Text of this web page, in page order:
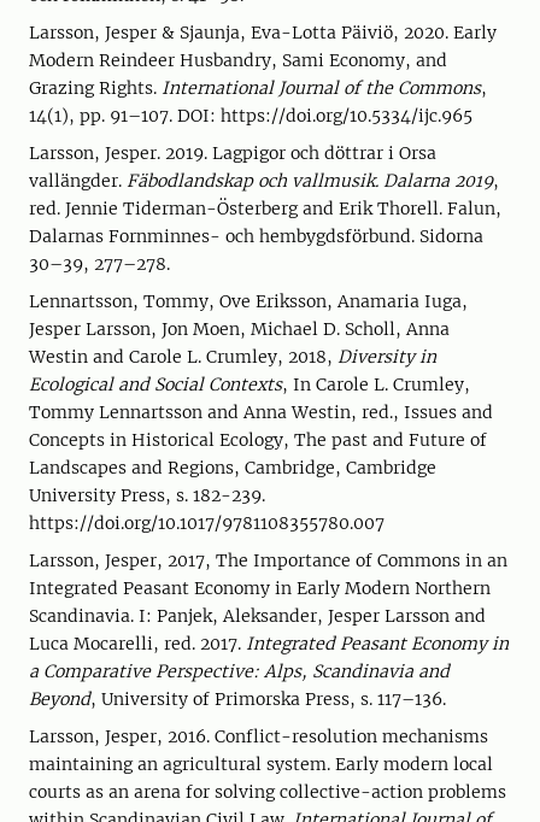
Larsson, Jesper & Sjaunja, Eva-Lotta Päiviö, 2020. Early
Modern Reindeer Husbandry, Sami Economy, and
Grazing Rights. International Journal of the Commons,
14(1), pp. 91–107. DOI: https://doi.org/10.5334/ijc.965
Larsson, Jesper. 2019. Lagpigor och döttrar i Orsa
vallängder. Fäbodlandskap och vallmusik. Dalarna 2019,
red. Jennie Tiderman-Österberg and Erik Thorell. Falun,
Dalarnas Fornminnes- och hembygdsförbund. Sidorna
30–39, 277–278.
Lennartsson, Tommy, Ove Eriksson, Anamaria Iuga,
Jesper Larsson, Jon Moen, Michael D. Scholl, Anna
Westin and Carole L. Crumley, 2018, Diversity in
Ecological and Social Contexts, In Carole L. Crumley,
Tommy Lennartsson and Anna Westin, red., Issues and
Concepts in Historical Ecology, The past and Future of
Landscapes and Regions, Cambridge, Cambridge
University Press, s. 182-239.
https://doi.org/10.1017/9781108355780.007
Larsson, Jesper, 2017, The Importance of Commons in an
Integrated Peasant Economy in Early Modern Northern
Scandinavia. I: Panjek, Aleksander, Jesper Larsson and
Luca Mocarelli, red. 2017. Integrated Peasant Economy in
a Comparative Perspective: Alps, Scandinavia and
Beyond, University of Primorska Press, s. 117–136.
Larsson, Jesper, 2016. Conflict-resolution mechanisms
maintaining an agricultural system. Early modern local
courts as an arena for solving collective-action problems